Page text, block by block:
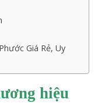
Giá Rẻ, Uy
hiệu